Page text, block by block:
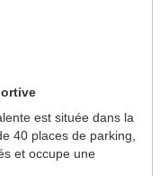
est située dans la
40 places de parking,
et occupe une